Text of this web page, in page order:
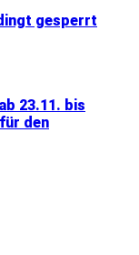
gesperrt
23.11. bis
den